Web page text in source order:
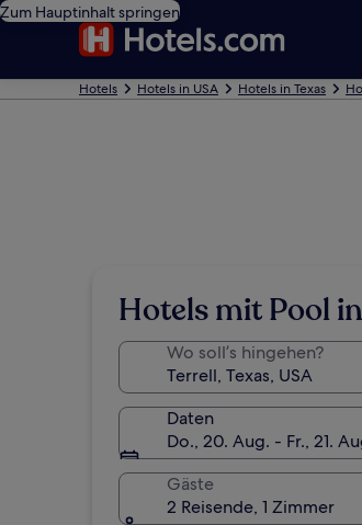
Zum Hauptinhalt springen
Hotels Hotels in USA Hotels in Texas
Hotels mit Pool
Wo soll’s hingehen?
Daten
Do., 20. Aug. - Fr., 21.
Gäste
2 Reisende, 1 Zimmer